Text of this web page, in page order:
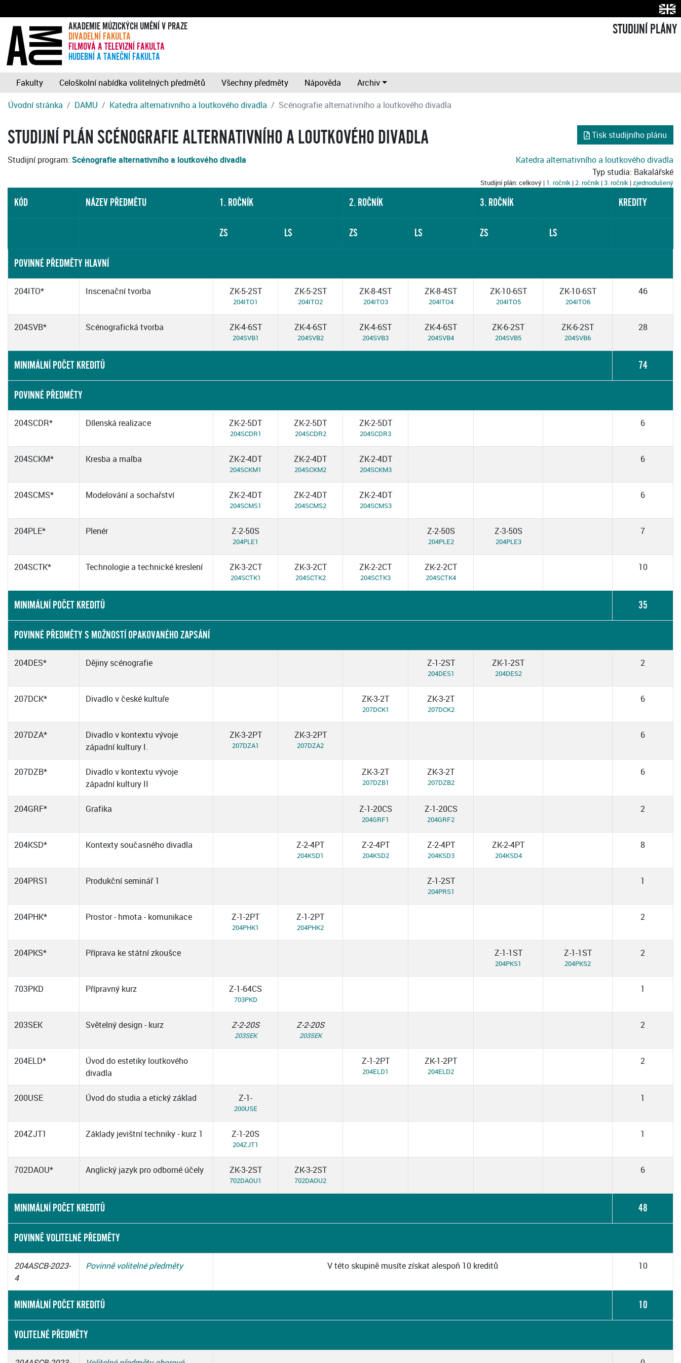
AKADEMIE MÚZICKÝCH UMĚNÍ V PRAZE
DIVADELNÍ FAKULTA
FILMOVÁ A TELEVIZNÍ FAKULTA
HUDEBNÍ A TANEČNÍ FAKULTA
STUDIJNÍ PLÁNY
Fakulty Celoškolní nabídka volitelných předmětů Všechny předměty Nápověda
Archiv
Úvodní stránka
DAMU Katedra alternativního a loutkového divadla Scénografie alternativního a loutkového divadla
Tisk studijního plánu
STUDIJNÍ PLÁN SCÉNOGRAFIE ALTERNATIVNÍHO A LOUTKOVÉHO DIVADLA
Studijní program: Scénografie alternativního a loutkového divadla
Katedra alternativního a loutkového divadla
Typ studia: Bakalářské
Studijní plán: celkový | 1. ročník |2. ročník |3. ročník |zjednodušený
KÓD NÁZEV PŘEDMĚTU 1. ROČNÍK 2. ROČNÍK 3. ROČNÍK KREDITY
ZS LS ZS LS ZS LS
POVINNÉ PŘEDMĚTY HLAVNÍ
204ITO* Inscenační tvorba ZK-5-2ST
204ITO1
ZK-5-2ST
204ITO2
ZK-8-4ST
204ITO3
ZK-8-4ST
204ITO4
ZK-10-6ST
204ITO5
ZK-10-6ST
204ITO6
46
204SVB* Scénografická tvorba ZK-4-6ST
204SVB1
ZK-4-6ST
204SVB2
ZK-4-6ST
204SVB3
ZK-4-6ST
204SVB4
ZK-6-2ST
204SVB5
ZK-6-2ST
204SVB6
28
MINIMÁLNÍ POČET KREDITŮ 74
POVINNÉ PŘEDMĚTY
204SCDR* Dílenská realizace ZK-2-5DT
204SCDR1
ZK-2-5DT
204SCDR2
ZK-2-5DT
204SCDR3
6
204SCKM* Kresba a malba ZK-2-4DT
204SCKM1
ZK-2-4DT
204SCKM2
ZK-2-4DT
204SCKM3
6
204SCMS* Modelování a sochařství ZK-2-4DT
204SCMS1
ZK-2-4DT
204SCMS2
ZK-2-4DT
204SCMS3
6
204PLE* Plenér Z-2-50S
204PLE1
Z-2-50S
204PLE2
Z-3-50S
204PLE3
7
204SCTK* Technologie a technické kreslení ZK-3-2CT
204SCTK1
ZK-3-2CT
204SCTK2
ZK-2-2CT
204SCTK3
ZK-2-2CT
204SCTK4
10
MINIMÁLNÍ POČET KREDITŮ 35
POVINNÉ PŘEDMĚTY S MOŽNOSTÍ OPAKOVANÉHO ZAPSÁNÍ
204DES* Dějiny scénografie Z-1-2ST
204DES1
ZK-1-2ST
204DES2
2
207DCK* Divadlo v české kultuře ZK-3-2T
207DCK1
ZK-3-2T
207DCK2
6
207DZA*
Divadlo v kontextu vývoje
západní kultury I.
ZK-3-2PT
207DZA1
ZK-3-2PT
207DZA2
6
207DZB*
Divadlo v kontextu vývoje
západní kultury II
ZK-3-2T
207DZB1
ZK-3-2T
207DZB2
6
204GRF* Grafika Z-1-20CS
204GRF1
Z-1-20CS
204GRF2
2
204KSD* Kontexty současného divadla Z-2-4PT
204KSD1
Z-2-4PT
204KSD2
Z-2-4PT
204KSD3
ZK-2-4PT
204KSD4
8
204PRS1 Produkční seminář 1 Z-1-2ST
204PRS1
1
204PHK* Prostor - hmota - komunikace Z-1-2PT
204PHK1
Z-1-2PT
204PHK2
2
204PKS* Příprava ke státní zkoušce Z-1-1ST
204PKS1
Z-1-1ST
204PKS2
2
703PKD Přípravný kurz Z-1-64CS
703PKD
1
203SEK Světelný design - kurz Z-2-20S
203SEK
Z-2-20S
203SEK
2
204ELD*
Úvod do estetiky loutkového
divadla
Z-1-2PT
204ELD1
ZK-1-2PT
204ELD2
2
200USE Úvod do studia a etický základ Z-1-
200USE
1
204ZJT1 Základy jevištní techniky - kurz 1 Z-1-20S
204ZJT1
1
702DAOU* Anglický jazyk pro odborné účely ZK-3-2ST
702DAOU1
ZK-3-2ST
702DAOU2
6
MINIMÁLNÍ POČET KREDITŮ 48
POVINNĚ VOLITELNÉ PŘEDMĚTY
204ASCB-2023-
4
Povinně volitelné předměty V této skupině musíte získat alespoň 10 kreditů 10
MINIMÁLNÍ POČET KREDITŮ 10
VOLITELNÉ PŘEDMĚTY